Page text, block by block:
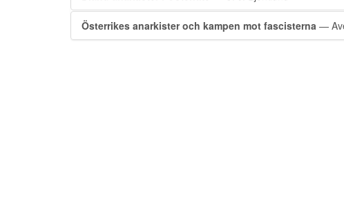
Österrikes anarkister och kampen mot fascisterna —